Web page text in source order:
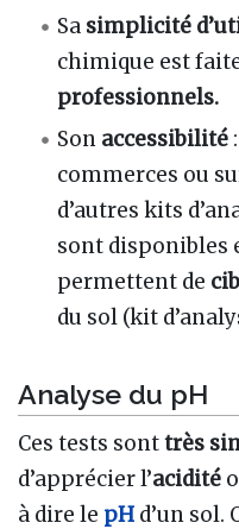
Sa simplicité
chimique est
professionnels.
Son accessibilité
commerces ou
d’autres kits
sont disponibles
permettent de
du sol (kit
Analyse du pH
Ces tests sonttrès
d’apprécier l’acidité
à dire le pH d’un sol.